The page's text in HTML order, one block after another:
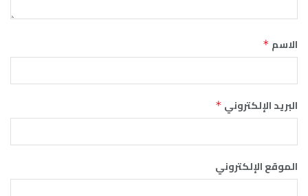
الاسم *
البريد الإلكتروني *
الموقع الإلكتروني